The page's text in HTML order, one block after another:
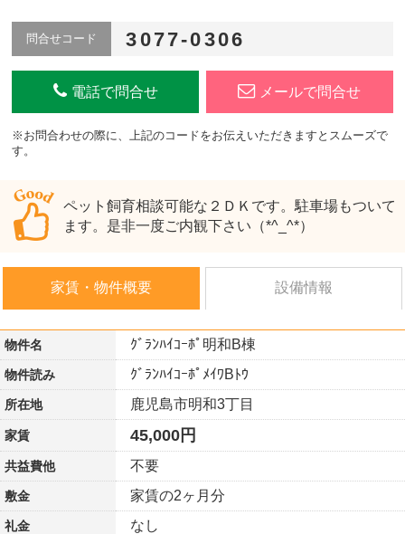
問合せコード 3077-0306
電話で問合せ メールで問合せ
※お問合わせの際に、上記のコードをお伝えいただきますとスムーズで
す。
ペット飼育相談可能な２ＤＫです。駐車場もついて
ます。是非一度ご内観下さい（*^_^*）
家賃・物件概要 設備情報
物件名 ｸﾞﾗﾝﾊｲｺｰﾎﾟ明和B棟
物件読み ｸﾞﾗﾝﾊｲｺｰﾎﾟﾒｲﾜBﾄｳ
所在地 鹿児島市明和3丁目
家賃 45,000円
共益費他 不要
敷金 家賃の2ヶ月分
礼金 なし